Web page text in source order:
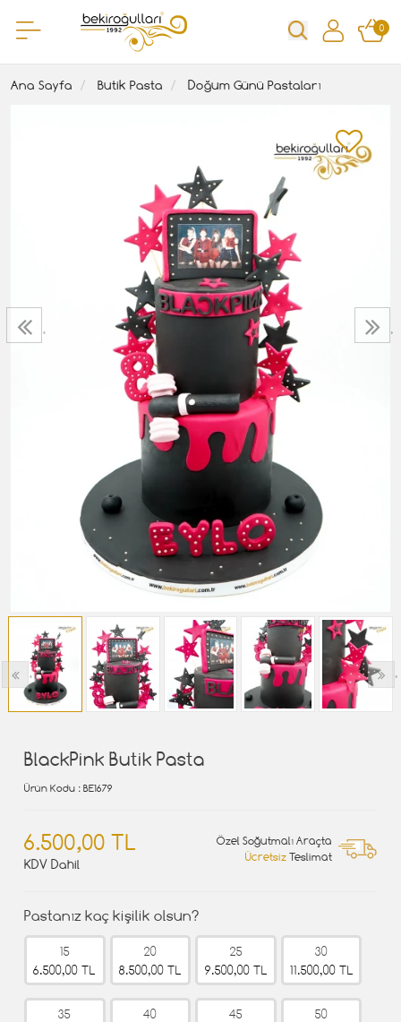
0
Ana Sayfa Butik Pasta Doğum Günü Pastaları
‹ ›
‹ ›
BlackPink Butik Pasta
Ürün Kodu : BE1679
6.500,00 TL
KDV Dahil
Özel Soğutmalı Araçta
Ücretsiz Teslimat
Pastanız kaç kişilik olsun?
15
6.500,00 TL
20
8.500,00 TL
25
9.500,00 TL
30
11.500,00 TL
35
40
45
50